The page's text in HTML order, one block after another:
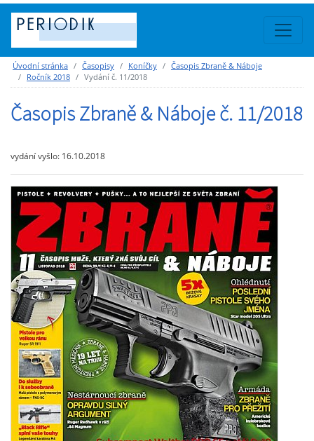
Úvodní stránka Časopisy Koníčky
Časopis Zbraně & Náboje
Ročník 2018
Vydání č. 11/2018
Časopis Zbraně & Náboje č. 11/2018
vydání vyšlo: 16.10.2018